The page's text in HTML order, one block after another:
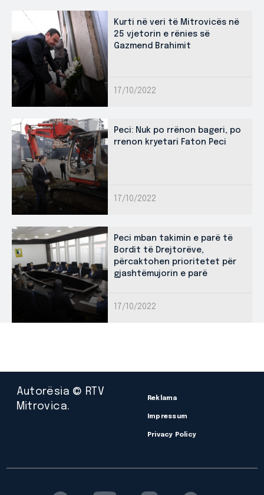
Kurti në veri të Mitrovicës në
25 vjetorin e rënies së
Gazmend Brahimit
17/10/2022
Peci: Nuk po rrënon bageri, po
rrenon kryetari Faton Peci
17/10/2022
Peci mban takimin e parë të
Bordit të Drejtorëve,
përcaktohen prioritetet për
gjashtëmujorin e parë
17/10/2022
Autorësia © RTV
Mitrovica.
Reklama
Impressum
Privacy Policy